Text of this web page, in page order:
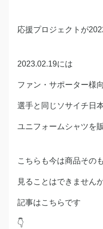
応援プロジェクトが
2023.02.19には
ファン・サポーター様向
選手と同じソサイチ日
ユニフォームシャツを
こちらも今は商品その
見ることはできません
記事はこちらです
👇